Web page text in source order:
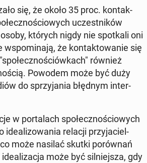
się, że około 35 proc. kon­tak­
uczest­ni­ków
których nigdy nie spo­tka­li oni
wspo­mi­na­ją, że kon­tak­to­wa­nie się
również
Powodem może być duży
do sprzy­ja­nia błędnym in­ter­
w por­ta­lach spo­łecz­no­ścio­wych
ide­ali­zo­wa­nia relacji przy­ja­ciel­
może nasilać skutki po­rów­nań
ide­ali­za­cja może być sil­niej­sza, gdy